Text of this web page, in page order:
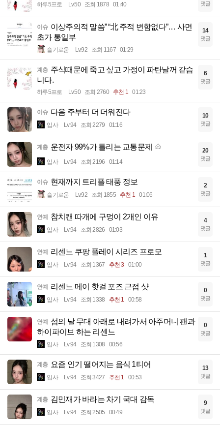
하루5프로 Lv.50 조회 1878 01:40 댓글
이슈 이상주의적 말씀” “北 주적 변함없다”… 사면
초가 통일부
슬기로움 Lv.92 조회 1167 01:29
14
댓글
계층 주식때문에 죽고 싶고 가정이 파탄날꺼 같습
니다.
하루5프로 Lv.50 조회 2760 추천 1 01:23
6
댓글
이슈 다음 주부터 더 더워진다
입사 Lv.94 조회 2279 01:16
10
댓글
계층 운전자 99%가 틀리는 교통문제
입사 Lv.94 조회 2196 01:14
20
댓글
이슈 현재까지 트리플 태풍 정보
슬기로움 Lv.92 조회 1855 추천 1 01:06
2
댓글
연예 참치캔 따개에 구멍이 2개인 이유
입사 Lv.94 조회 2826 01:03
4
댓글
연예 리센느 쿠팡 플레이 시리즈 프로모
입사 Lv.94 조회 1367 추천 3 01:00
1
댓글
연예 리센느 메이 핫걸 포즈 근접 샷
입사 Lv.94 조회 1338 추천 1 00:58
0
댓글
연예
섬의 날 무대 아래로 내려가서 아주머니 팬과
하이파이브 하는 리센느
입사 Lv.94 조회 1308 00:56
0
댓글
계층 요즘 인기 떨어지는 음식 1티어
입사 Lv.94 조회 3427 추천 1 00:53
13
댓글
계층 김민재가 바라는 차기 국대 감독
입사 Lv.94 조회 2505 00:49
9
댓글